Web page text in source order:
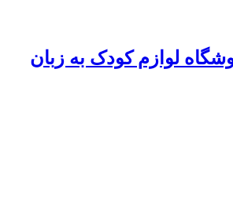
لوازم کودک به زبان